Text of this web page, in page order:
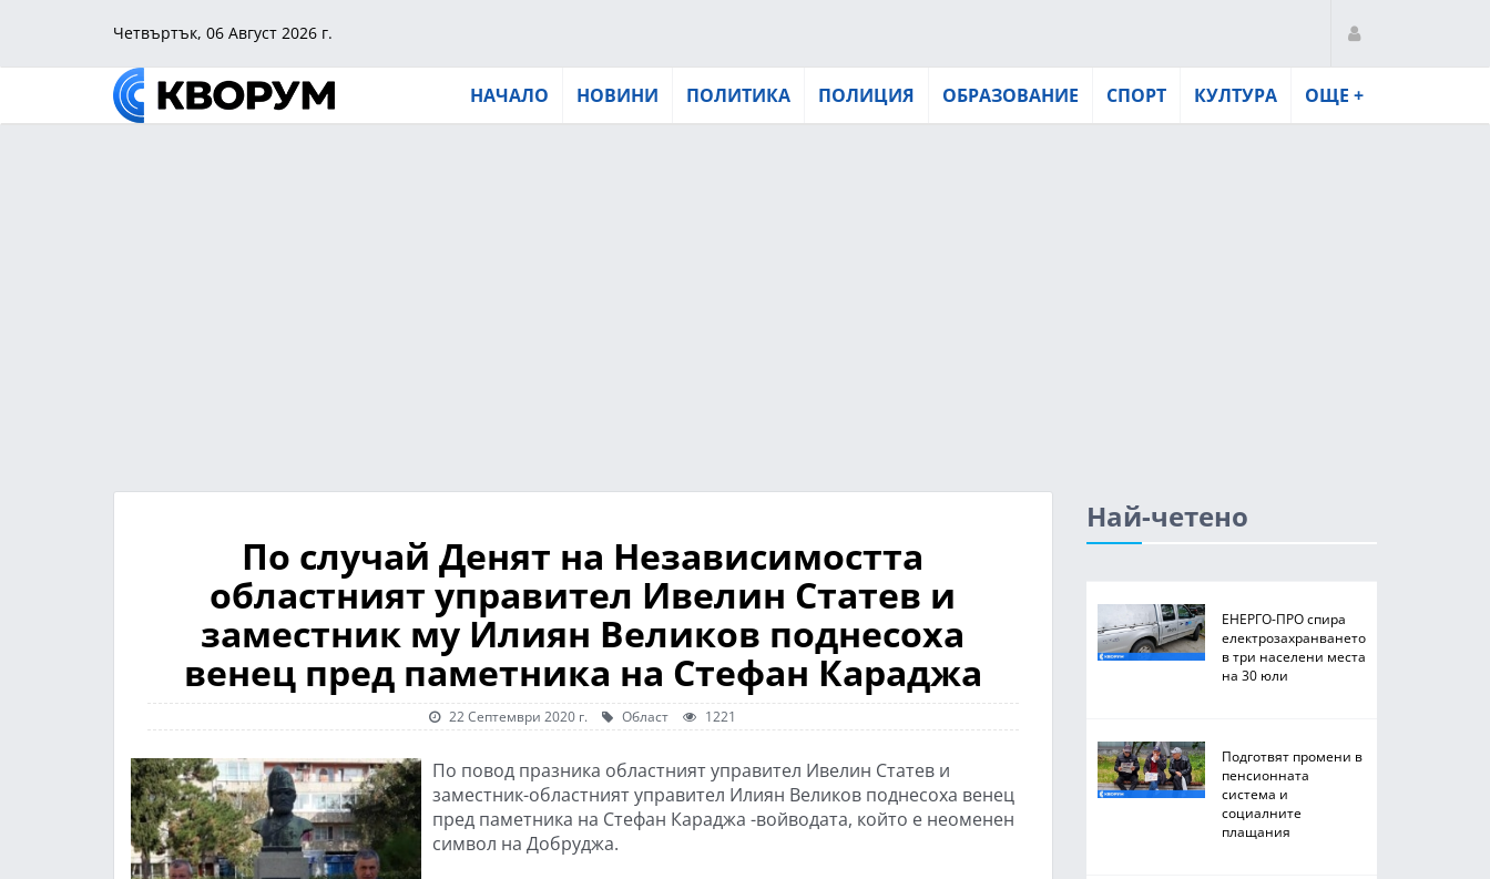
Четвъртък, 06 Август 2026 г.
НАЧАЛО НОВИНИ ПОЛИТИКА ПОЛИЦИЯ ОБРАЗОВАНИЕ СПОРТ КУЛТУРА ОЩЕ +
По случай Денят на Независимостта
областният управител Ивелин Статев и
заместник му Илиян Великов поднесоха
венец пред паметника на Стефан Караджа
22 Септември 2020 г. Област 1221
По повод празника областният управител Ивелин Статев и
заместник-областният управител Илиян Великов поднесоха венец
пред паметника на Стефан Караджа -войводата, който е неоменен
символ на Добруджа.
Най-четено
ЕНЕРГО-ПРО спира
електрозахранването
в три населени места
на 30 юли
Подготвят промени в
пенсионната
система и
социалните
плащания